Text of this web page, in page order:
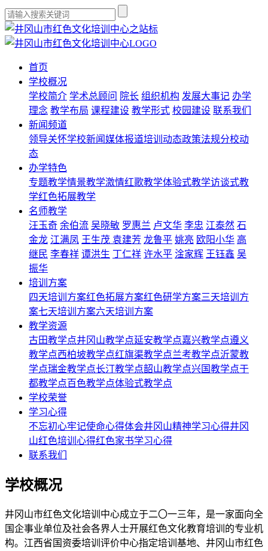
首页
学校概况
学校简介 学术总顾问 院长 组织机构 发展大事记 办学
理念 教学布局 课程建设 教学形式 校园建设 联系我们
新闻频道
领导关怀学校新闻媒体报道培训动态政策法规分校动
态
办学特色
专题教学情景教学激情红歌教学体验式教学访谈式教
学红色拓展教学
名师教学
汪玉奇 余伯流 吴晓敏 罗惠兰 卢文华 李忠 江泰然 石
金龙 江满凤 王生茂 袁建芳 龙鲁平 姚亮 欧阳小华 高
继民 李春祥 谭洪生 丁仁祥 许水平 淦家辉 王钰鑫 吴
振华
培训方案
四天培训方案红色拓展方案红色研学方案三天培训方
案七天培训方案六天培训方案
教学资源
古田教学点井冈山教学点延安教学点嘉兴教学点遵义
教学点西柏坡教学点红旗渠教学点兰考教学点沂蒙教
学点瑞金教学点长汀教学点韶山教学点兴国教学点于
都教学点百色教学点体验式教学点
学校荣誉
学习心得
不忘初心牢记使命心得体会井冈山精神学习心得井冈
山红色培训心得红色家书学习心得
联系我们
学校概况
井冈山市红色文化培训中心成立于二〇一三年，是一家面向全
国企事业单位及社会各界人士开展红色文化教育培训的专业机
构。江西省国资委培训评价中心指定培训基地、井冈山市红色